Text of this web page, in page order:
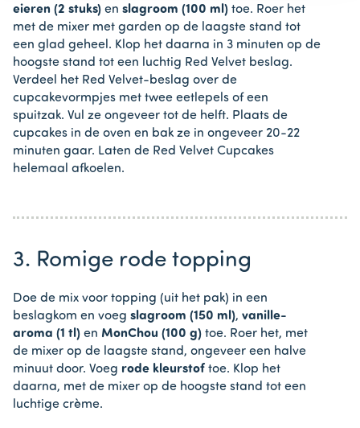
eieren (2 stuks) en slagroom (100 ml) toe. Roer het
met de mixer met garden op de laagste stand tot
een glad geheel. Klop het daarna in 3 minuten op de
hoogste stand tot een luchtig Red Velvet beslag.
Verdeel het Red Velvet-beslag over de
cupcakevormpjes met twee eetlepels of een
spuitzak. Vul ze ongeveer tot de helft. Plaats de
cupcakes in de oven en bak ze in ongeveer 20-22
minuten gaar. Laten de Red Velvet Cupcakes
helemaal afkoelen.
3. Romige rode topping
Doe de mix voor topping (uit het pak) in een
beslagkom en voeg slagroom (150 ml), vanille-
aroma (1 tl) en MonChou (100 g) toe. Roer het, met
de mixer op de laagste stand, ongeveer een halve
minuut door. Voeg rode kleurstof toe. Klop het
daarna, met de mixer op de hoogste stand tot een
luchtige crème.